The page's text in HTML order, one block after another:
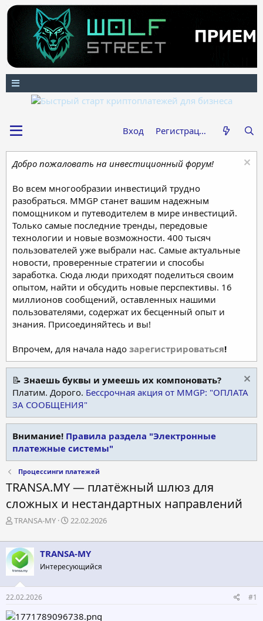
Вход Регистрация
Добро пожаловать на инвестиционный форум!
Во всем многообразии инвестиций трудно
разобраться. MMGP станет вашим надежным
помощником и путеводителем в мире инвестиций.
Только самые последние тренды, передовые
технологии и новые возможности. 400 тысяч
пользователей уже выбрали нас. Самые актуальные
новости, проверенные стратегии и способы
заработка. Сюда люди приходят поделиться своим
опытом, найти и обсудить новые перспективы. 16
миллионов сообщений, оставленных нашими
пользователями, содержат их бесценный опыт и
знания. Присоединяйтесь и вы!
Впрочем, для начала надо зарегистрироваться!
📝 Знаешь буквы и умеешь их компоновать?
Платим. Дорого. Бессрочная акция от MMGP: "ОПЛАТА
ЗА СООБЩЕНИЯ"
Внимание! Правила раздела "Электронные
платежные системы"
Процессинги платежей
TRANSA.MY — платёжный шлюз для
сложных и нестандартных направлений
А
т
о
р
т
е
м
ы
TRANSA-MY
Д
т
а
а
л
а
22.02.2026
TRANSA-MY
Интересующийся
22.02.2026 #1